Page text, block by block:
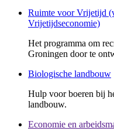
Ruimte voor Vrijetijd
Vrijetijdseconomie)
Het programma om
Groningen door te
Biologische landbouw
Hulp voor boeren bij
landbouw.
Economie en